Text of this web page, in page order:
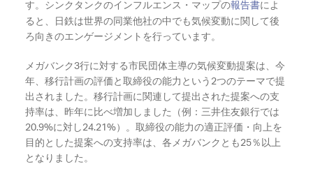
す。シンクタンクのインフルエンス・マップの報告書によ
ると、日鉄は世界の同業他社の中でも気候変動に関して後
ろ向きのエンゲージメントを行っています。
メガバンク3行に対する市民団体主導の気候変動提案は、今
年、移行計画の評価と取締役の能力という2つのテーマで提
出されました。移行計画に関連して提出された提案への支
持率は、昨年に比べ増加しました（例：三井住友銀行では
20.9%に対し24.21%）。取締役の能力の適正評価・向上を
目的とした提案への支持率は、各メガバンクとも25％以上
となりました。